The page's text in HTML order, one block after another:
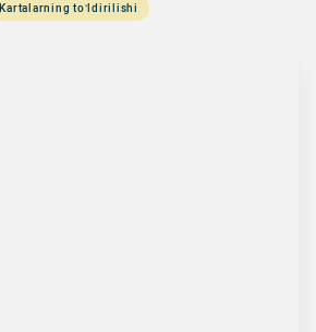
Kartalarning to‘ldirilishi